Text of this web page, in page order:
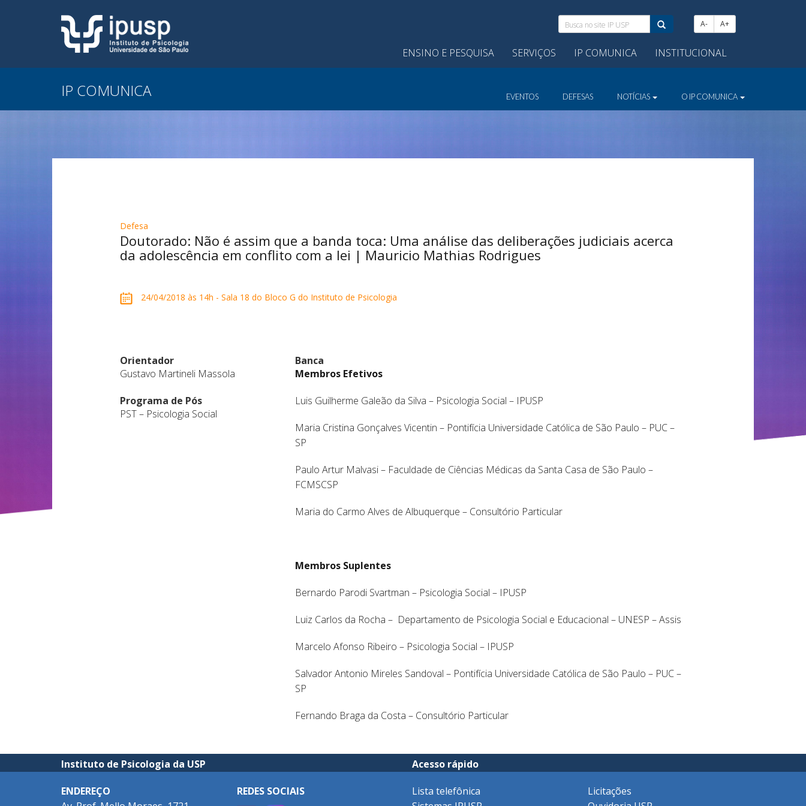
Busca
no
site
IP
A- A+
ENSINO E PESQUISA SERVIÇOS IP COMUNICA INSTITUCIONAL
IP COMUNICA EVENTOS DEFESAS NOTÍCIAS O IP COMUNICA
Defesa
Doutorado: Não é assim que a banda toca: Uma análise das deliberações judiciais acerca
da adolescência em conflito com a lei | Mauricio Mathias Rodrigues
24/04/2018 às 14h - Sala 18 do Bloco G do Instituto de Psicologia
Orientador
Gustavo Martineli Massola
Programa de Pós
PST – Psicologia Social
Banca
Membros Efetivos
Luis Guilherme Galeão da Silva – Psicologia Social – IPUSP
Maria Cristina Gonçalves Vicentin – Pontifícia Universidade Católica de São Paulo – PUC –
SP
Paulo Artur Malvasi – Faculdade de Ciências Médicas da Santa Casa de São Paulo –
FCMSCSP
Maria do Carmo Alves de Albuquerque – Consultório Particular
Membros Suplentes
Bernardo Parodi Svartman – Psicologia Social – IPUSP
Luiz Carlos da Rocha – Departamento de Psicologia Social e Educacional – UNESP – Assis
Marcelo Afonso Ribeiro – Psicologia Social – IPUSP
Salvador Antonio Mireles Sandoval – Pontifícia Universidade Católica de São Paulo – PUC –
SP
Fernando Braga da Costa – Consultório Particular
Instituto de Psicologia da USP Acesso rápido
ENDEREÇO
REDES SOCIAIS
Lista telefônica
Licitações